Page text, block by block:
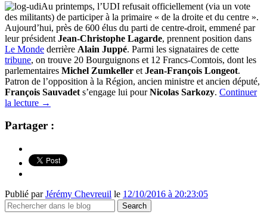
Au printemps, l’UDI refusait officiellement (via un vote
des militants) de participer à la primaire « de la droite et du centre ».
Aujourd’hui, près de 600 élus du parti de centre-droit, emmené par
leur président Jean-Christophe Lagarde, prennent position dans
Le Monde derrière Alain Juppé. Parmi les signataires de cette
tribune, on trouve 20 Bourguignons et 12 Francs-Comtois, dont les
parlementaires Michel Zumkeller et Jean-François Longeot.
Patron de l’opposition à la Région, ancien ministre et ancien député,
François Sauvadet s’engage lui pourNicolas Sarkozy. Continuer
la lecture →
Partager :
Publié parJérémy Chevreuil le 12/10/2016 à 20:23:05